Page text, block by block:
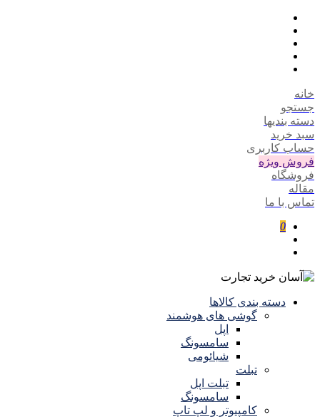
خانه
جستجو
دسته بندیها
سبد خرید
حساب کاربری
فروش ویژه
فروشگاه
مقاله
تماس با ما
0
دسته بندی کالاها
گوشی های هوشمند
اپل
سامسونگ
شیائومی
تبلت
تبلت اپل
سامسونگ
کامپیوتر و لپ تاپ